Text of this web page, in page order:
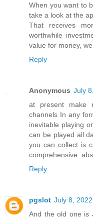
When you want to
take a look at the
That receives
worthwhile
value for money, we
Reply
Anonymous July
at present make
channels In any
inevitable playing
can be played all
you can collect is
comprehensive.
Reply
pgslot July 8,
And the old one is